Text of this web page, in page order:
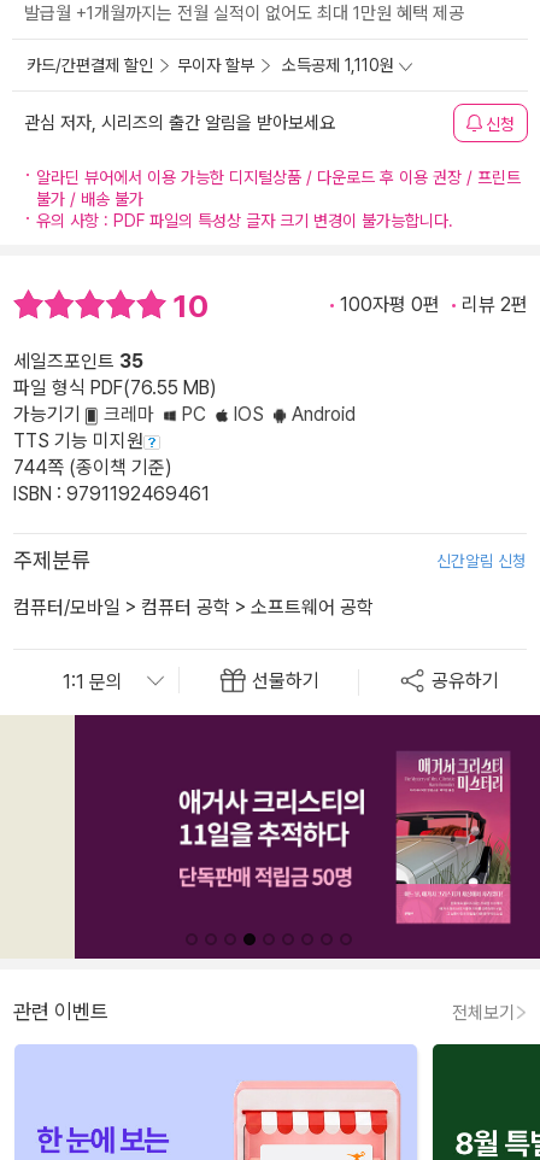
발급월 +1개월까지는 전월 실적이 없어도 최대 1만원 혜택 제공
카드/간편결제 할인 무이자 할부 소득공제 1,110원
관심 저자, 시리즈의 출간 알림을 받아보세요 신청
알라딘 뷰어에서 이용 가능한 디지털상품 / 다운로드 후 이용 권장 / 프린트
불가 / 배송 불가
유의 사항 : PDF 파일의 특성상 글자 크기 변경이 불가능합니다.
10 100자평 0편 리뷰 2편
세일즈포인트 35
파일 형식 PDF(76.55 MB)
가능기기
크레마 PC IOS
Android
TTS 기능 미지원
744쪽 (종이책 기준)
ISBN : 9791192469461
주제분류 신간알림 신청
컴퓨터/모바일 > 컴퓨터 공학 > 소프트웨어 공학
선물하기 공유하기
관련 이벤트 전체보기